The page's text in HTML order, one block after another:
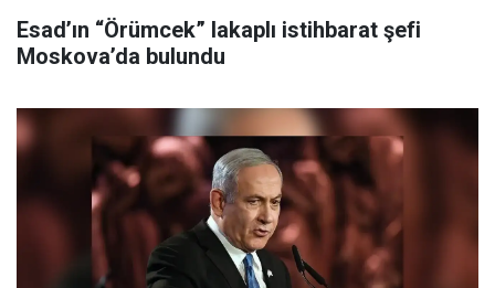
Esad’ın “Örümcek” lakaplı istihbarat şefi
Moskova’da bulundu